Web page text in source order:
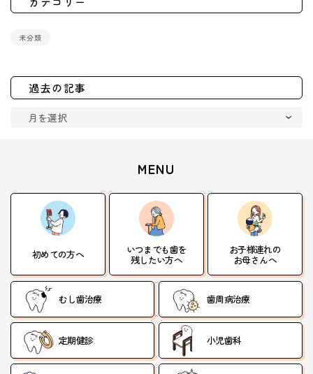
未分類
過去の記事
MENU
初めての方へ いつまでも歯を
残したい方へ
お子様連れの
お母さんへ
むし歯治療 歯周病治療
定期健診 小児歯科